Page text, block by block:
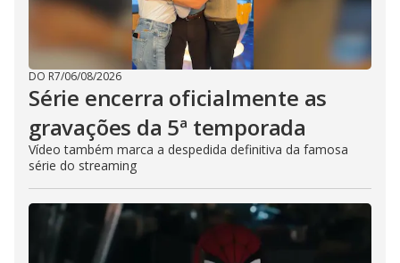
DO R7/06/08/2026
Série encerra oficialmente as
gravações da 5ª temporada
Vídeo também marca a despedida definitiva da famosa
série do streaming